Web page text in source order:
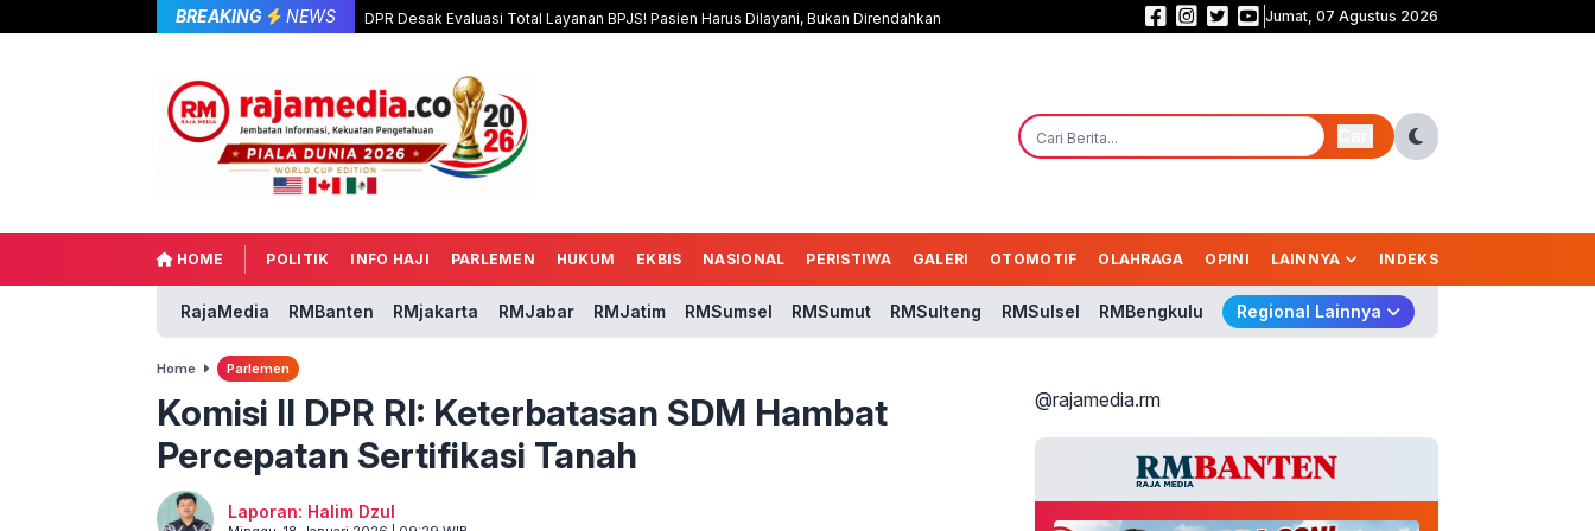
BREAKING NEWS DPR Desak Evaluasi Total Layanan BPJS! Pasien Harus Dilayani, Bukan Direndahkan Persebaya Juara Piala Presiden 2026, Tumbangkan Persib Lewat Adu
Jumat, 07 Agustus 2026
HOME POLITIK INFO HAJI PARLEMEN HUKUM EKBIS NASIONAL PERISTIWA GALERI OTOMOTIF OLAHRAGA OPINI LAINNYA INDEKS
RajaMedia RMBanten RMjakarta RMJabar RMJatim RMSumsel RMSumut RMSulteng RMSulsel RMBengkulu Regional Lainnya
Home Parlemen
Komisi II DPR RI: Keterbatasan SDM Hambat
Percepatan Sertifikasi Tanah
Laporan: Halim Dzul
@rajamedia.rm